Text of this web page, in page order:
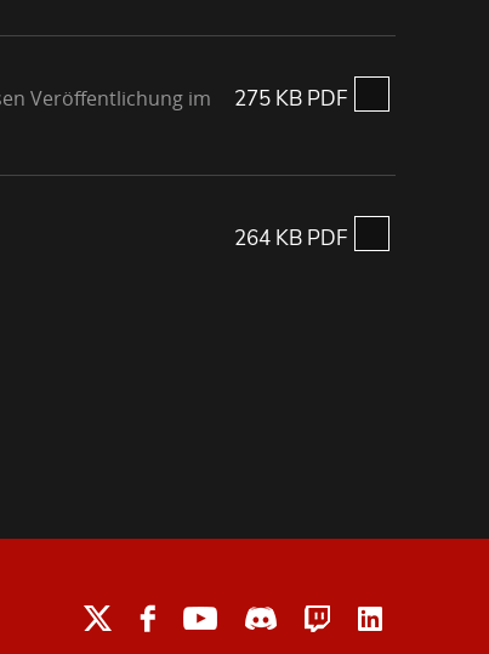
Veröffentlichung im
275 KB PDF
264 KB PDF